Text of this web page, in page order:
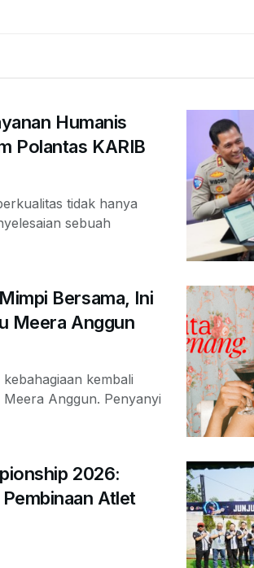
Humanis
Polantas KARIB
tidak hanya
sebuah
Bersama, Ini
Meera Anggun
kembali
Anggun. Penyanyi
2026:
Atlet